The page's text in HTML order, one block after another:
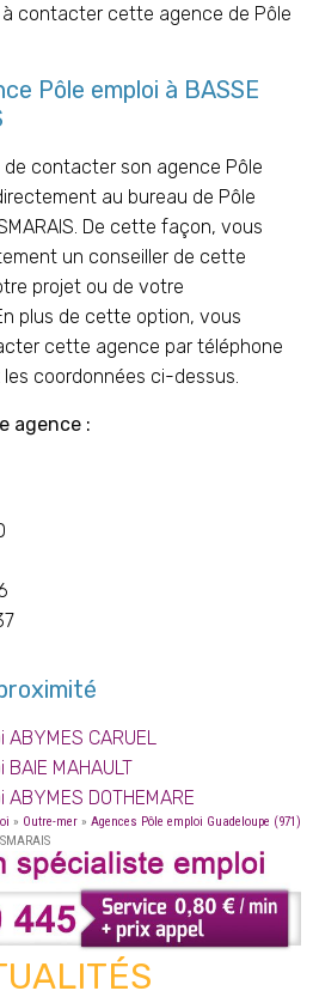
à contacter cette agence de Pôle
Pôle emploi à BASSE
de contacter son agence Pôle
au bureau de Pôle
De cette façon, vous
un conseiller de cette
projet ou de votre
plus de cette option, vous
cette agence par téléphone
coordonnées ci-dessus.
agence :
CARUEL
MAHAULT
DOTHEMARE
» Outre-mer » Agences Pôle emploi Guadeloupe (971)